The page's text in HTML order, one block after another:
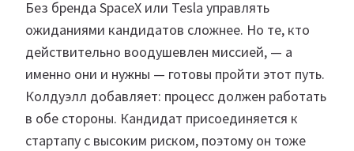
Без бренда SpaceX или Tesla управлять
ожиданиями кандидатов сложнее. Но те, кто
действительно воодушевлен миссией, — а
именно они и нужны — готовы пройти этот путь.
Колдуэлл добавляет: процесс должен работать
в обе стороны. Кандидат присоединяется к
стартапу с высоким риском, поэтому он тоже